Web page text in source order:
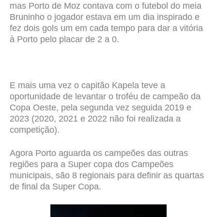
mas Porto de Moz contava com o futebol do meia
Bruninho o jogador estava em um dia inspirado e
fez dois gols um em cada tempo para dar a vitória
à Porto pelo placar de 2 a 0.
E mais uma vez o capitão Kapela teve a
oportunidade de levantar o troféu de campeão da
Copa Oeste, pela segunda vez seguida 2019 e
2023 (2020, 2021 e 2022 não foi realizada a
competição).
Agora Porto aguarda os campeões das outras
regiões para a Super copa dos Campeões
municipais, são 8 regionais para definir as quartas
de final da Super Copa.